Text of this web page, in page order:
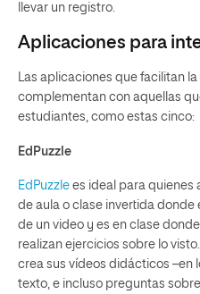
llevar un registro.
Aplicaciones para
Las aplicaciones que facilitan
complementan con aquellas
estudiantes, como estas cinco:
EdPuzzle
EdPuzzle es ideal para quienes
de aula o clase invertida
de un video y es en clase
realizan ejercicios sobre lo
crea sus vídeos didácticos –en
texto, e incluso preguntas